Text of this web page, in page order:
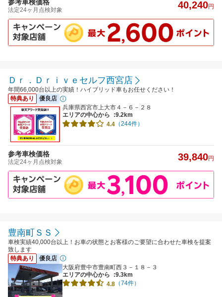
参考車検価格
法定24ヶ月点検対象 40,240円
Ｄｒ．Ｄｒｉｖｅセルフ西宮店
年間66,000台以上の実績！ハイブリッド車もお任せください！
特典あり
優良店
兵庫県西宮市上大市４－６－２８
エリアの中心から
:9.2km
4.4 （244件）
参考車検価格
法定24ヶ月点検対象 39,840円
豊南町ＳＳ
車検実績40,000台以上！お車の状態とお客様のご要望に合わせた車検を提案
致します
特典あり
優良店
大阪府豊中市豊南町西３－１８－３
エリアの中心から
:9.3km
4.8 （74件）